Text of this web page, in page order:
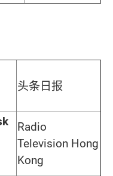
头条日报
Radio
Television Hong
Kong